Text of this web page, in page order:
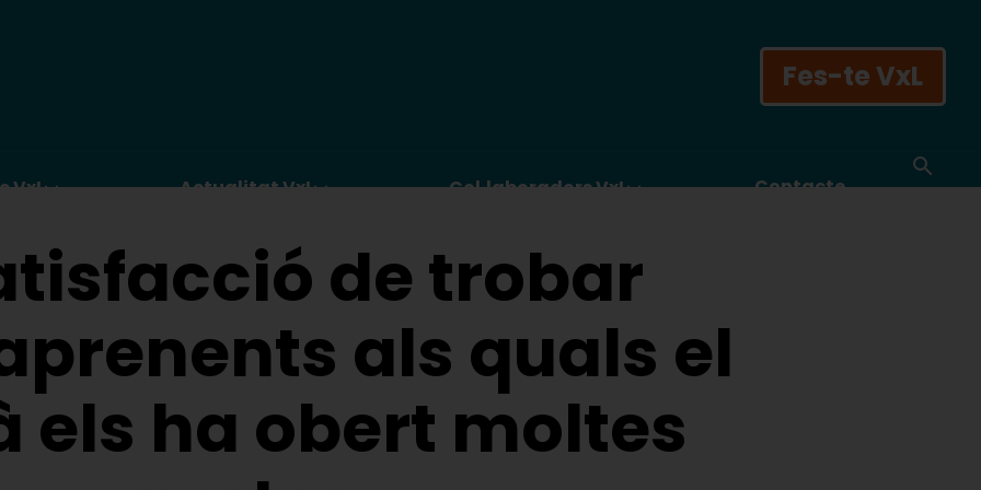
Fes-te VxL
VxL Actualitat VxL Col·laboradors VxL Contacte
de trobar
als quals el
els ha obert moltes